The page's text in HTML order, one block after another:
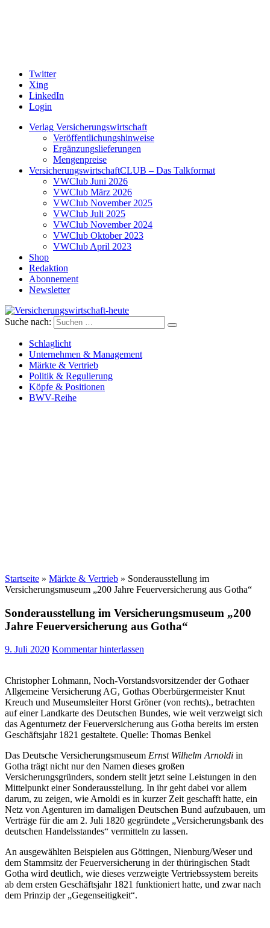
Twitter
Xing
LinkedIn
Login
Verlag Versicherungswirtschaft
Veröffentlichungshinweise
Ergänzungslieferungen
Mengenpreise
VersicherungswirtschaftCLUB – Das Talkformat
VWClub Juni 2026
VWClub März 2026
VWClub November 2025
VWClub Juli 2025
VWClub November 2024
VWClub Oktober 2023
VWClub April 2023
Shop
Redaktion
Abonnement
Newsletter
Versicherungswirtschaft-heute
Suche nach:
Schlaglicht
Unternehmen & Management
Märkte & Vertrieb
Politik & Regulierung
Köpfe & Positionen
BWV-Reihe
Startseite » Märkte & Vertrieb » Sonderausstellung im
Versicherungsmuseum „200 Jahre Feuerversicherung aus Gotha“
Sonderausstellung im Versicherungsmuseum „200
Jahre Feuerversicherung aus Gotha“
9. Juli 2020 Kommentar hinterlassen
Christopher Lohmann, Noch-Vorstandsvorsitzender der Gothaer
Allgemeine Versicherung AG, Gothas Oberbürgermeister Knut
Kreuch und Museumsleiter Horst Gröner (von rechts)., betrachten
auf einer Landkarte des Deutschen Bundes, wie weit verzweigt sich
das Agenturnetz der Feuerversicherung aus Gotha bereits im ersten
Geschäftsjahr 1821 gestaltete. Quelle: Thomas Benkel
Das Deutsche Versicherungsmuseum Ernst Wilhelm Arnoldi in
Gotha trägt nicht nur den Namen dieses großen
Versicherungsgründers, sondern stellt jetzt seine Leistungen in den
Mittelpunkt einer Sonderausstellung. In ihr geht dabei vor allem
darum, zu zeigen, wie Arnoldi es in kurzer Zeit geschafft hatte, ein
Netz von Agenturen im damaligen Deutschen Bund aufzubauen, um
Verträge für die am 2. Juli 1820 gegründete „Versicherungsbank des
deutschen Handelsstandes“ vermitteln zu lassen.
An ausgewählten Beispielen aus Göttingen, Nienburg/Weser und
dem Stammsitz der Feuerversicherung in der thüringischen Stadt
Gotha wird deutlich, wie dieses verzweigte Vertriebssystem bereits
ab dem ersten Geschäftsjahr 1821 funktioniert hatte, und zwar nach
dem Prinzip der „Gegenseitigkeit“.